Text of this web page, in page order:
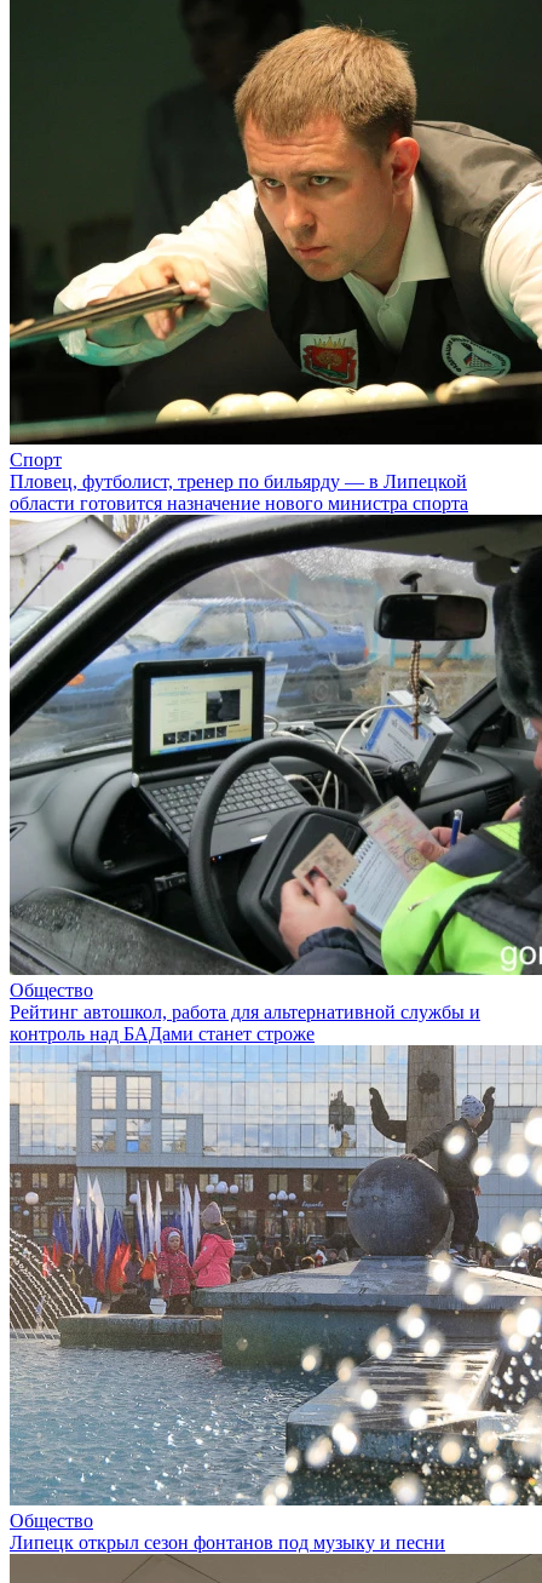
Спорт
Пловец, футболист, тренер по бильярду — в Липецкой
области готовится назначение нового министра спорта
Общество
Рейтинг автошкол, работа для альтернативной службы и
контроль над БАДами станет строже
Общество
Липецк открыл сезон фонтанов под музыку и песни